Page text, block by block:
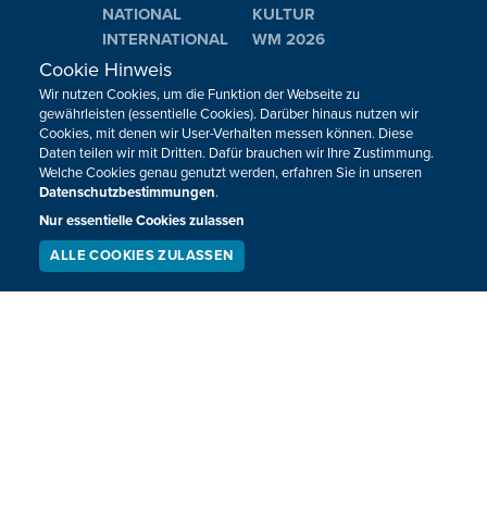
NATIONAL
INTERNATIONAL
KULTUR
WM 2026
Neuigkeiten zum BRF als Newsletter
JETZT ANMELDEN
Cookie Hinweis
Wir nutzen Cookies, um die Funktion der Webseite zu
gewährleisten (essentielle Cookies). Darüber hinaus nutzen wir
Cookies, mit denen wir User-Verhalten messen können. Diese
Daten teilen wir mit Dritten. Dafür brauchen wir Ihre Zustimmung.
Welche Cookies genau genutzt werden, erfahren Sie in unseren
Datenschutzbestimmungen.
Nur essentielle Cookies zulassen
ALLE COOKIES ZULASSEN
LIVESTREAM